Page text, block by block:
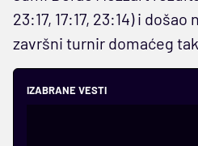
23:17, 17:17, 23:14) i
završni turnir domaćeg
IZABRANE VESTI